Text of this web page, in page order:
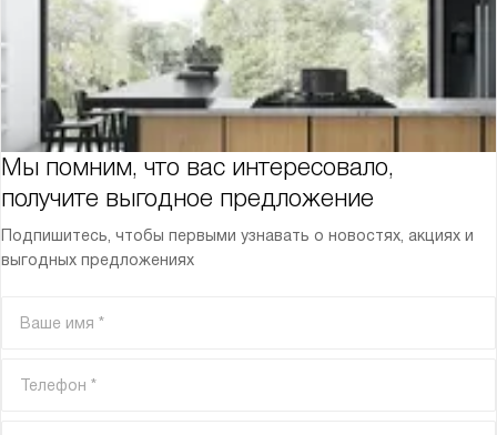
Мы помним, что вас интересовало,
получите выгодное предложение
Подпишитесь, чтобы первыми узнавать о новостях, акциях и
выгодных предложениях